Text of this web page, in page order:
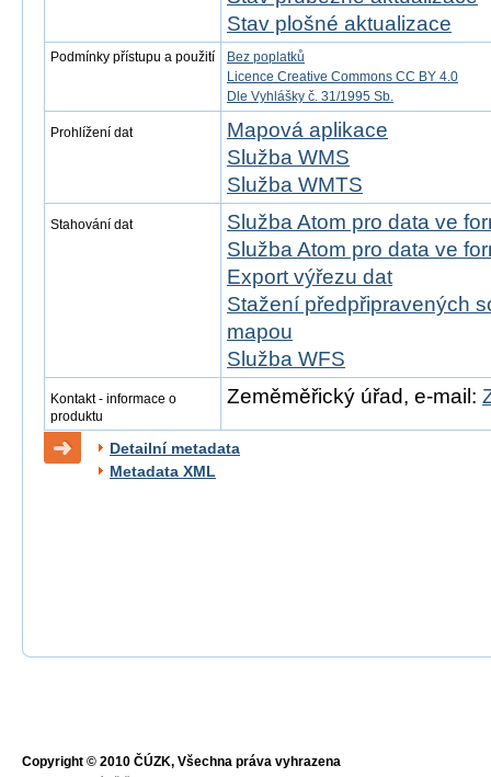
Stav plošné aktualizace
Podmínky přístupu a použití
Bez poplatků
Licence Creative Commons CC BY 4.0
Dle Vyhlášky č. 31/1995 Sb.
Prohlížení dat
Mapová aplikace
Služba WMS
Služba WMTS
Stahování dat
Služba Atom pro data ve
Služba Atom pro data ve
Export výřezu dat
Stažení předpřipravených
mapou
Služba WFS
Kontakt - informace o
produktu
Zeměměřický úřad, e-mail:
Detailní metadata
Metadata XML
Copyright © 2010 ČÚZK, Všechna práva vyhrazena